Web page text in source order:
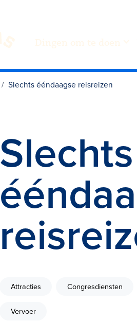
Slechts ééndaagse reisreizen
Slechts
Attracties Congresdiensten
Vervoer